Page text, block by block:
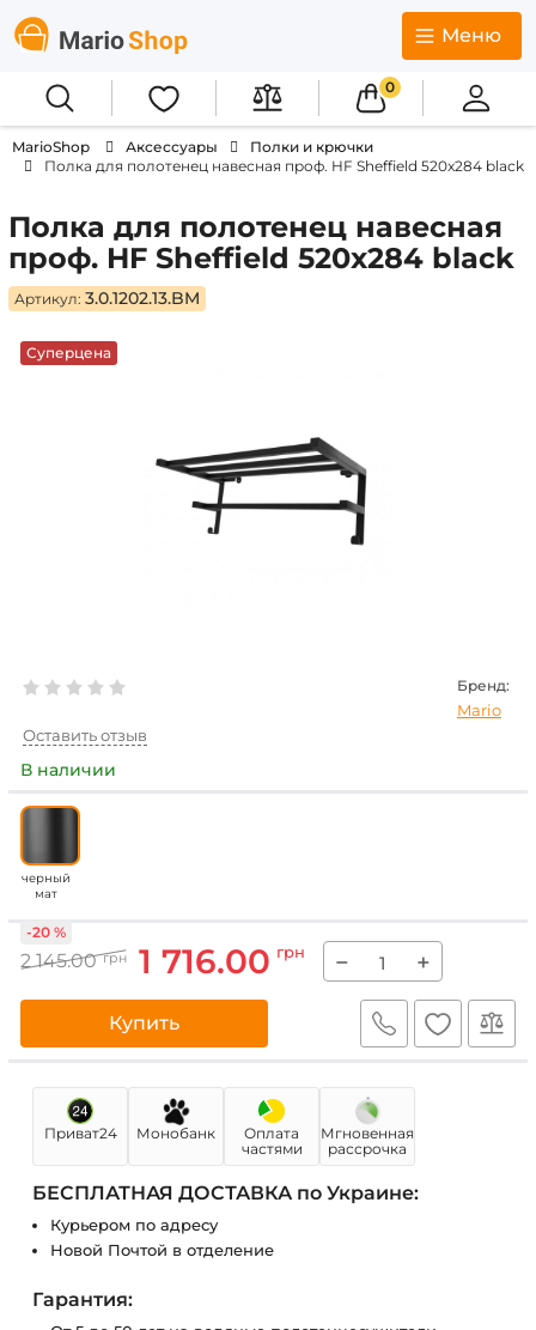
Меню
0
MarioShop Аксессуары
Полки и крючки
Полка для полотенец навесная проф. HF Sheffield 520x284 black
Полка для полотенец навесная
проф. HF Sheffield 520x284 black
Артикул: 3.0.1202.13.BM
Суперцена
Бренд:
Mario
Оставить отзыв
В наличии
черный
мат
2 145.00 грн 1 716.00 грн
-20 %
− +
Купить
Приват24 Монобанк
Оплата
частями
Мгновенная
рассрочка
БЕСПЛАТНАЯ ДОСТАВКА по Украине:
Курьером по адресу
Новой Почтой в отделение
Гарантия: